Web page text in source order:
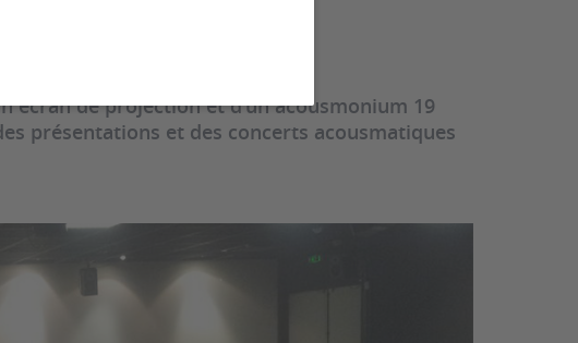
écran de projection et d'un acousmonium 19
présentations et des concerts acousmatiques